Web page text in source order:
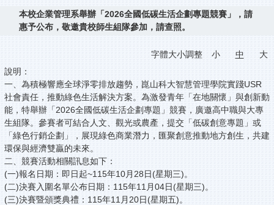
本校企業管理系舉辦「2026全國低碳生活企劃專題競賽」，請
惠予公布，敬邀貴校師生組隊參加，請查照。
字體大小調整 小 中
大
說明：
一、為積極響應全球淨零排放趨勢，崑山科大智慧管理學院實踐USR
社會責任，推動綠色生活解決方案。為激發青年「在地關懷」與創新動
能，特舉辦「2026全國低碳生活企劃專題」競賽，廣邀高中職與大專
生組隊。參賽者可結合人文、觀光或農產，提交「低碳創意專題」或
「綠色行銷企劃」，展現綠色商業潛力，匯聚創意推動地方創生，共建
環保與經濟雙贏的未來。
二、競賽活動相關訊息如下：
(一)報名日期：即日起~115年10月28日(星期三)。
(二)決賽入圍名單公布日期：115年11月04日(星期三)。
(三)決賽暨頒獎典禮：115年11月20日(星期五)。